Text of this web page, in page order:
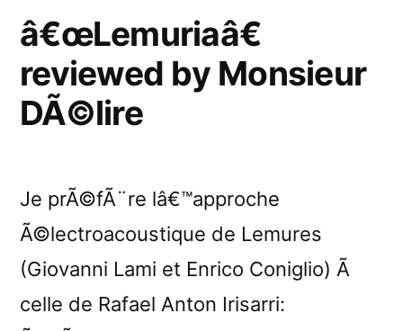
â€œLemuriaâ€
reviewed by Monsieur
DÃ©lire
Je prÃ©fÃ¨re lâ€™approche
Ã©lectroacoustique de Lemures
(Giovanni Lami et Enrico Coniglio) Ã
celle de Rafael Anton Irisarri: